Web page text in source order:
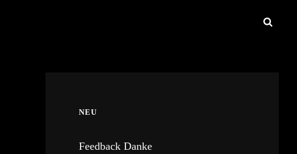
NEU
Feedback Danke